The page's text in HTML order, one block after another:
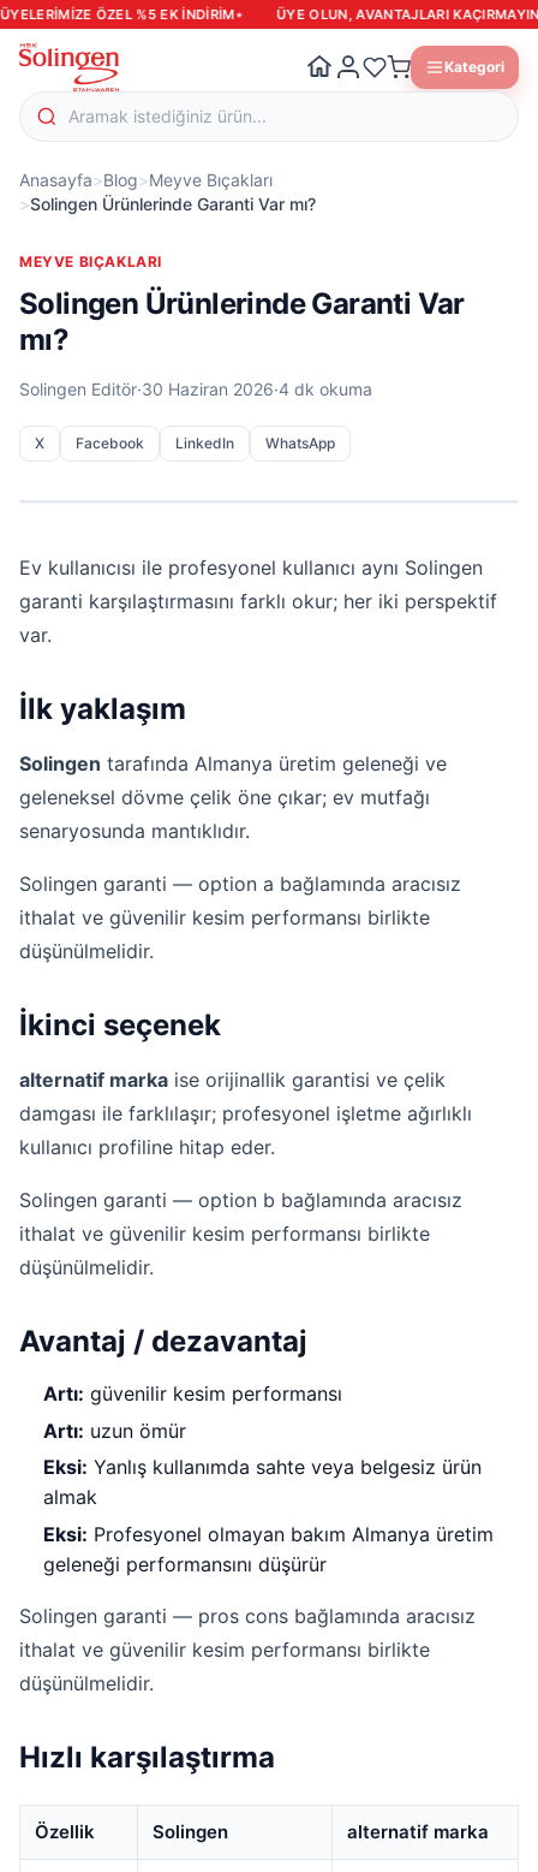
ÖZEL %5 EK INDIRIM• ÜYE OLUN, AVANTAJLARI KAÇIRMAYIN•
Kategori
Anasayfa>Blog>Meyve Bıçakları
>Solingen Ürünlerinde Garanti Var mı?
MEYVE BIÇAKLARI
Solingen Ürünlerinde Garanti Var
mı?
Solingen Editör·30 Haziran 2026·4 dk okuma
X Facebook LinkedIn WhatsApp
Ev kullanıcısı ile profesyonel kullanıcı aynı Solingen
garanti karşılaştırmasını farklı okur; her iki perspektif
var.
İlk yaklaşım
Solingen tarafında Almanya üretim geleneği ve
geleneksel dövme çelik öne çıkar; ev mutfağı
senaryosunda mantıklıdır.
Solingen garanti — option a bağlamında aracısız
ithalat ve güvenilir kesim performansı birlikte
düşünülmelidir.
İkinci seçenek
alternatif marka ise orijinallik garantisi ve çelik
damgası ile farklılaşır; profesyonel işletme ağırlıklı
kullanıcı profiline hitap eder.
Solingen garanti — option b bağlamında aracısız
ithalat ve güvenilir kesim performansı birlikte
düşünülmelidir.
Avantaj / dezavantaj
Artı: güvenilir kesim performansı
Artı: uzun ömür
Eksi: Yanlış kullanımda sahte veya belgesiz ürün
almak
Eksi: Profesyonel olmayan bakım Almanya üretim
geleneği performansını düşürür
Solingen garanti — pros cons bağlamında aracısız
ithalat ve güvenilir kesim performansı birlikte
düşünülmelidir.
Hızlı karşılaştırma
Özellik Solingen alternatif marka